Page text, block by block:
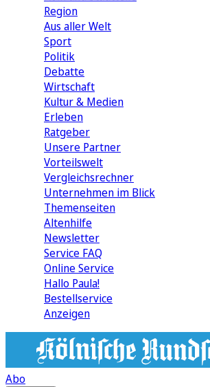
Region
Aus aller Welt
Sport
Politik
Debatte
Wirtschaft
Kultur & Medien
Erleben
Ratgeber
Unsere Partner
Vorteilswelt
Vergleichsrechner
Unternehmen im Blick
Themenseiten
Altenhilfe
Newsletter
Service FAQ
Online Service
Hallo Paula!
Bestellservice
Anzeigen
Abo